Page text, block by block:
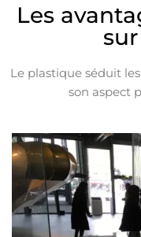
Les
Le plastique séduit
son aspect